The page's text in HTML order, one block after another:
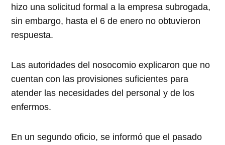
hizo una solicitud formal a la empresa subrogada,
sin embargo, hasta el 6 de enero no obtuvieron
respuesta.
Las autoridades del nosocomio explicaron que no
cuentan con las provisiones suficientes para
atender las necesidades del personal y de los
enfermos.
En un segundo oficio, se informó que el pasado